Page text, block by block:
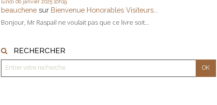
lundi 06 janvier 2025 10h19
beauchene sur Bienvenue Honorables Visiteurs...
Bonjour, Mr Raspail ne voulait pas que ce livre soit...
RECHERCHER